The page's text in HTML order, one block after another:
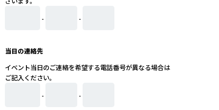
-
-
当日の連絡先
イベント当日のご連絡を希望する電話番号が異なる場合は
ご記入ください。
-
-